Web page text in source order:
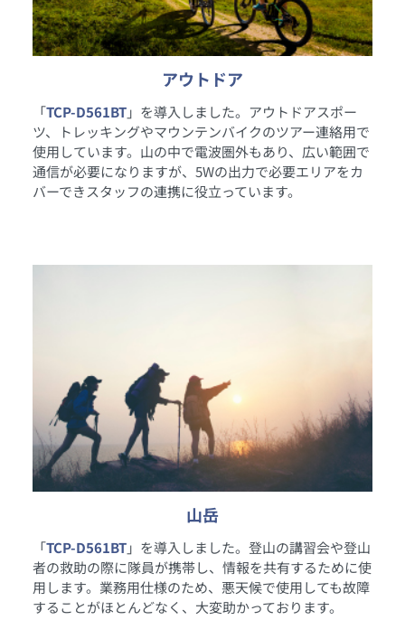
アウトドア
「TCP-D561BT」を導入しました。アウトドアスポー
ツ、トレッキングやマウンテンバイクのツアー連絡用で
使用しています。山の中で電波圏外もあり、広い範囲で
通信が必要になりますが、5Wの出力で必要エリアをカ
バーできスタッフの連携に役立っています。
山岳
「TCP-D561BT」を導入しました。登山の講習会や登山
者の救助の際に隊員が携帯し、情報を共有するために使
用します。業務用仕様のため、悪天候で使用しても故障
することがほとんどなく、大変助かっております。